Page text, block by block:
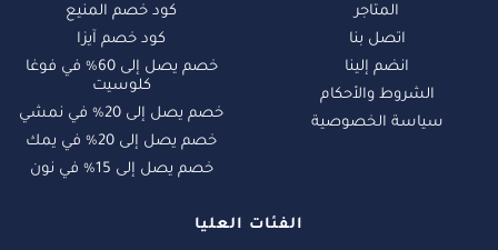
المتاجر
اتصل بنا
انضم إلينا
الشروط والأحكام
سياسة الخصوصية
كود خصم المنيع
كود خصم آيزا
خصم يصل إلى 60% في فوغا
كلوسيت
خصم يصل إلى 20% في نمشي
خصم يصل إلى 20% في يمك
خصم يصل إلى 15% في نون
الفئات العليا